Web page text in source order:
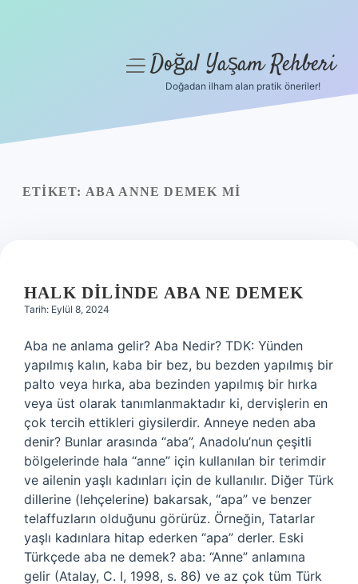
Yasal Uyarı
menüyüDoğal Yaşam Rehberi
Doğadan ilham alan pratik öneriler!
ETIKET: ABA ANNE DEMEK MI
HALK DILINDE ABA NE DEMEK
Tarih: Eylül 8, 2024
Aba ne anlama gelir? Aba Nedir? TDK: Yünden
yapılmış kalın, kaba bir bez, bu bezden yapılmış bir
palto veya hırka, aba bezinden yapılmış bir hırka
veya üst olarak tanımlanmaktadır ki, dervişlerin en
çok tercih ettikleri giysilerdir. Anneye neden aba
denir? Bunlar arasında “aba”, Anadolu’nun çeşitli
bölgelerinde hala “anne” için kullanılan bir terimdir
ve ailenin yaşlı kadınları için de kullanılır. Diğer Türk
dillerine (lehçelerine) bakarsak, “apa” ve benzer
telaffuzların olduğunu görürüz. Örneğin, Tatarlar
yaşlı kadınlara hitap ederken “apa” derler. Eski
Türkçede aba ne demek? aba: “Anne” anlamına
gelir (Atalay, C. I, 1998, s. 86) ve az çok tüm Türk